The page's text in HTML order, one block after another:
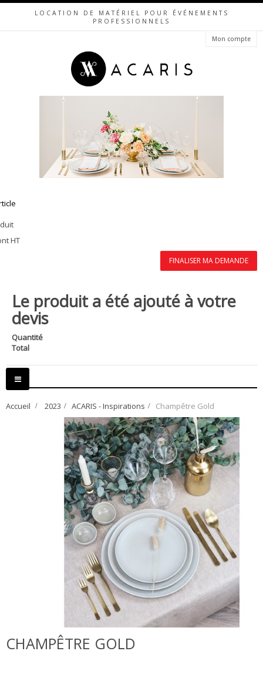
LOCATION DE MATÉRIEL POUR ÉVÉNEMENTS
PROFESSIONNELS
Mon compte
HT
FINALISER MA DEMANDE
Le produit a été ajouté à votre
devis
Quantité
Total
Basculer
la
Accueil > 2023 > ACARIS - Inspirations > Champêtre Gold
CHAMPÊTRE GOLD